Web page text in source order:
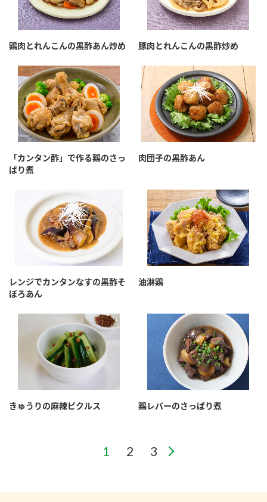
鶏肉とれんこんの黒酢あん炒め 豚肉とれんこんの黒酢炒め
「カンタン酢」で作る鶏のさっ
ぱり煮
肉団子の黒酢あん
レンジでカンタンなすの黒酢そ
ぼろあん
油淋鶏
きゅうりの麻辣ピクルス 鶏レバーのさっぱり煮